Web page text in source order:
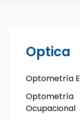
Optica
Optometría
Optometría
Ocupacional